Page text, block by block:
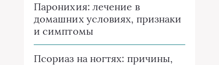
Паронихия: лечение в
домашних условиях, признаки
и симптомы
Псориаз на ногтях: причины,